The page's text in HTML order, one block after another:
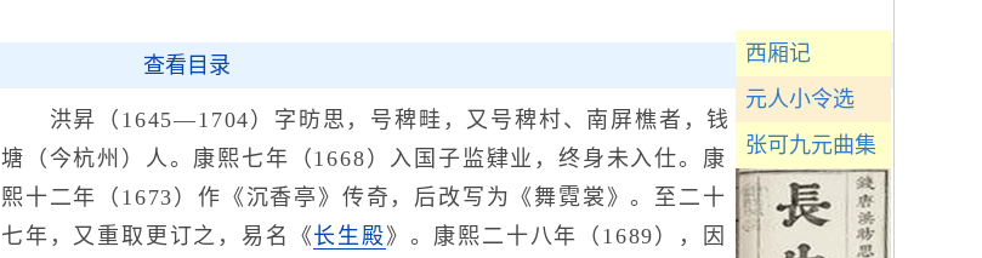
西厢记
元人小令选
张可九元曲集
查看目录
洪昇（1645—1704）字昉思，号稗畦，又号稗村、南屏樵者，钱
塘（今杭州）人。康熙七年（1668）入国子监肄业，终身未入仕。康
熙十二年（1673）作《沉香亭》传奇，后改写为《舞霓裳》。至二十
七年，又重取更订之，易名《长生殿》。康熙二十八年（1689），因